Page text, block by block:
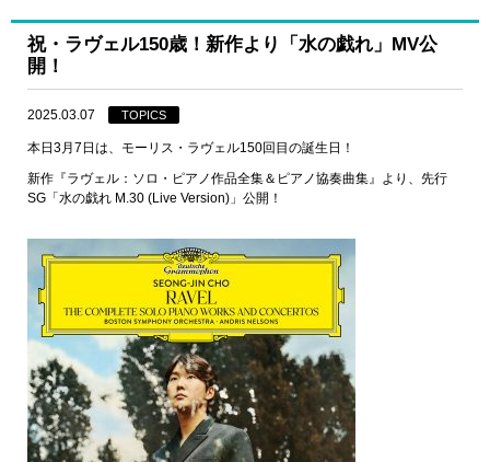
祝・ラヴェル150歳！新作より「水の戯れ」MV公
開！
2025.03.07 TOPICS
本日3月7日は、モーリス・ラヴェル150回目の誕生日！
新作『ラヴェル：ソロ・ピアノ作品全集＆ピアノ協奏曲集』より、先行
SG「水の戯れ M.30 (Live Version)」公開！